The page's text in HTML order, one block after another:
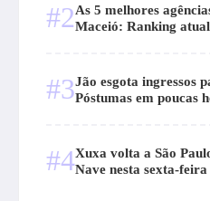
#2As 5 melhores
Maceió: Ranking
#3Jão esgota ingressos
Póstumas em poucas
#4Xuxa volta a São
Nave nesta sexta-